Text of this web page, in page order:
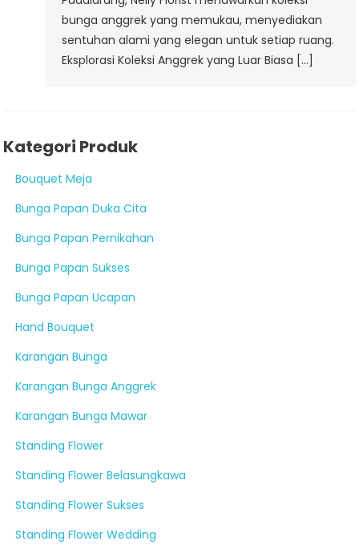
bunga anggrek yang memukau, menyediakan
sentuhan alami yang elegan untuk setiap ruang.
Eksplorasi Koleksi Anggrek yang Luar Biasa […]
Kategori Produk
Bouquet Meja
Bunga Papan Duka Cita
Bunga Papan Pernikahan
Bunga Papan Sukses
Bunga Papan Ucapan
Hand Bouquet
Karangan Bunga
Karangan Bunga Anggrek
Karangan Bunga Mawar
Standing Flower
Standing Flower Belasungkawa
Standing Flower Sukses
Standing Flower Wedding